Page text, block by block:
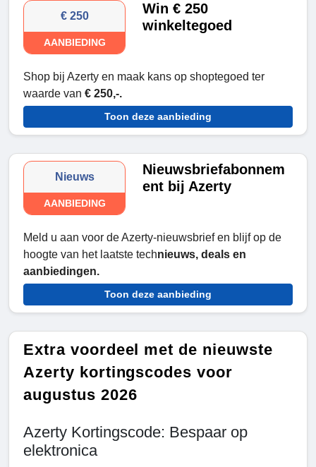
€ 250
AANBIEDING
Win € 250
winkeltegoed
Shop bij Azerty en maak kans op shoptegoed ter
waarde van € 250,-.
Toon deze aanbieding
Nieuws
AANBIEDING
Nieuwsbriefabonnem
ent bij Azerty
Meld u aan voor de Azerty-nieuwsbrief en blijf op de
hoogte van het laatste technieuws, deals en
aanbiedingen.
Toon deze aanbieding
Extra voordeel met de nieuwste
Azerty kortingscodes voor
augustus 2026
Azerty Kortingscode: Bespaar op
elektronica